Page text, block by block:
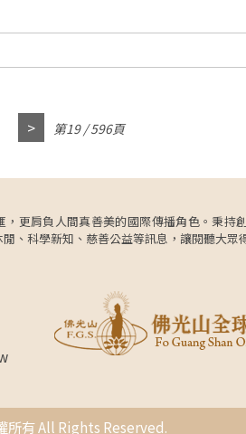
第19 / 596頁
更肩負人間真善美的國際傳播角色。秉持
、科學新知、慈善公益等訊息，讓閱聽大眾
所有 All Rights Reserved.